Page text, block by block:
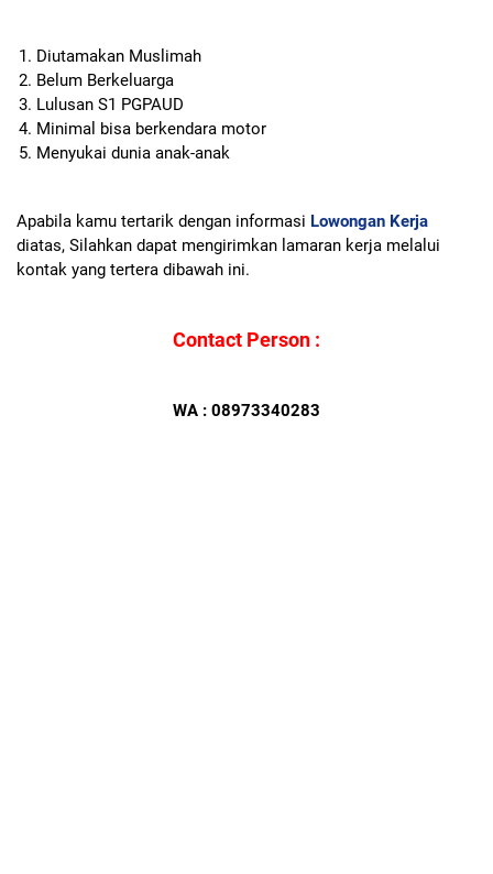
Diutamakan Muslimah
Belum Berkeluarga
Lulusan S1 PGPAUD
Minimal bisa berkendara motor
Menyukai dunia anak-anak
Apabila kamu tertarik dengan informasi Lowongan Kerja
diatas, Silahkan dapat mengirimkan lamaran kerja melalui
kontak yang tertera dibawah ini.
Contact Person :
WA : 08973340283